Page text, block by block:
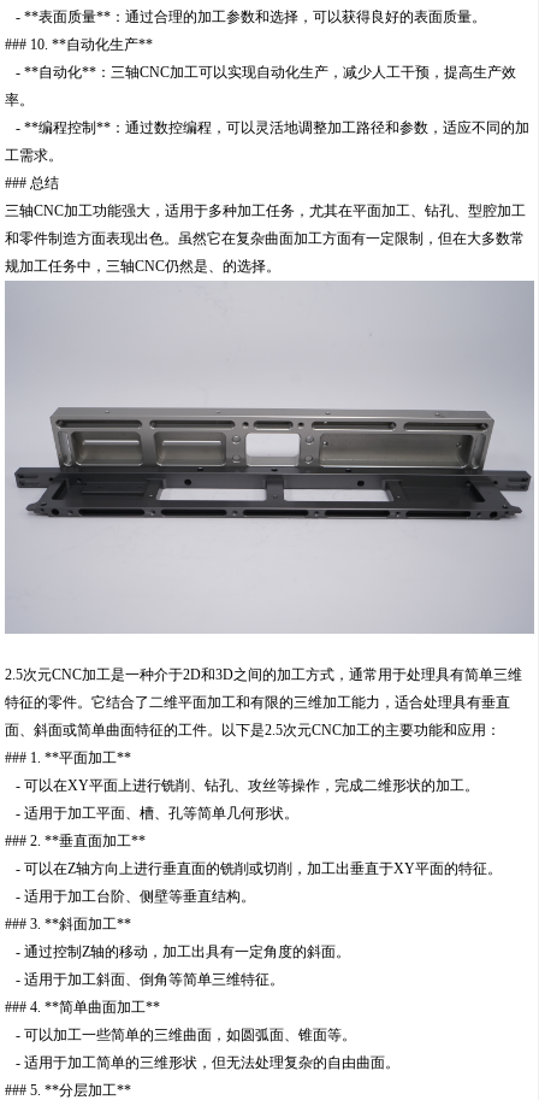
- **表面质量**：通过合理的加工参数和选择，可以获得良好的表面质量。
### 10. **自动化生产**
- **自动化**：三轴CNC加工可以实现自动化生产，减少人工干预，提高生产效
率。
- **编程控制**：通过数控编程，可以灵活地调整加工路径和参数，适应不同的加
工需求。
### 总结
三轴CNC加工功能强大，适用于多种加工任务，尤其在平面加工、钻孔、型腔加工
和零件制造方面表现出色。虽然它在复杂曲面加工方面有一定限制，但在大多数常
规加工任务中，三轴CNC仍然是、的选择。
2.5次元CNC加工是一种介于2D和3D之间的加工方式，通常用于处理具有简单三维
特征的零件。它结合了二维平面加工和有限的三维加工能力，适合处理具有垂直
面、斜面或简单曲面特征的工件。以下是2.5次元CNC加工的主要功能和应用：
### 1. **平面加工**
- 可以在XY平面上进行铣削、钻孔、攻丝等操作，完成二维形状的加工。
- 适用于加工平面、槽、孔等简单几何形状。
### 2. **垂直面加工**
- 可以在Z轴方向上进行垂直面的铣削或切削，加工出垂直于XY平面的特征。
- 适用于加工台阶、侧壁等垂直结构。
### 3. **斜面加工**
- 通过控制Z轴的移动，加工出具有一定角度的斜面。
- 适用于加工斜面、倒角等简单三维特征。
### 4. **简单曲面加工**
- 可以加工一些简单的三维曲面，如圆弧面、锥面等。
- 适用于加工简单的三维形状，但无法处理复杂的自由曲面。
### 5. **分层加工**